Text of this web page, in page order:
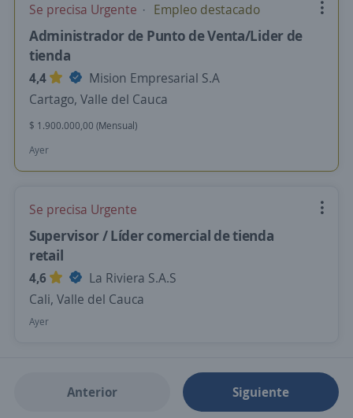
Se precisa Urgente Empleo destacado
Administrador de Punto de Venta/Lider de
tienda
4,4
Mision Empresarial S.A
Cartago, Valle del Cauca
$ 1.900.000,00 (Mensual)
Ayer
Se precisa Urgente
Supervisor / Líder comercial de tienda
retail
4,6
La Riviera S.A.S
Cali, Valle del Cauca
Ayer
Anterior Siguiente